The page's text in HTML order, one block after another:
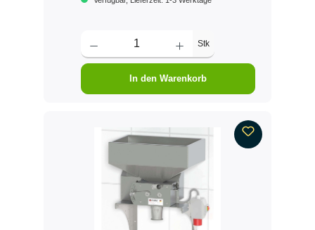
Stk
In den Warenkorb